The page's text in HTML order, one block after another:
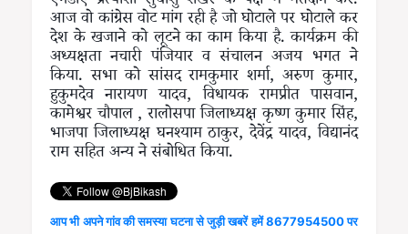
आज वो कांग्रेस वोट मांग रही है जो घोटाले पर घोटाले कर
देश के खजाने को लूटने का काम किया है. कार्यक्रम की
अध्यक्षता नचारी पंजियार व संचालन अजय भगत ने
किया. सभा को सांसद रामकुमार शर्मा, अरुण कुमार,
हुकुमदेव नारायण यादव, विधायक रामप्रीत पासवान,
कामेश्वर चौपाल , रालोसपा जिलाध्यक्ष कृष्ण कुमार सिंह,
भाजपा जिलाध्यक्ष घनश्याम ठाकुर, देवेंद्र यादव, विद्यानंद
राम सहित अन्य ने संबोधित किया.
आप भी अपने गांव की समस्या घटना से जुड़ी खबरें हमें 8677954500 पर